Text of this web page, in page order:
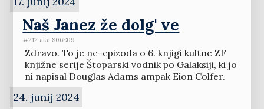
Naš Janez že dolg' ve
#212 aka S06E09
Zdravo. To je ne-epizoda o 6. knjigi kultne ZF
knjižne serije Štoparski vodnik po Galaksiji, ki jo
ni napisal Douglas Adams ampak Eion Colfer.
24. junij 2024